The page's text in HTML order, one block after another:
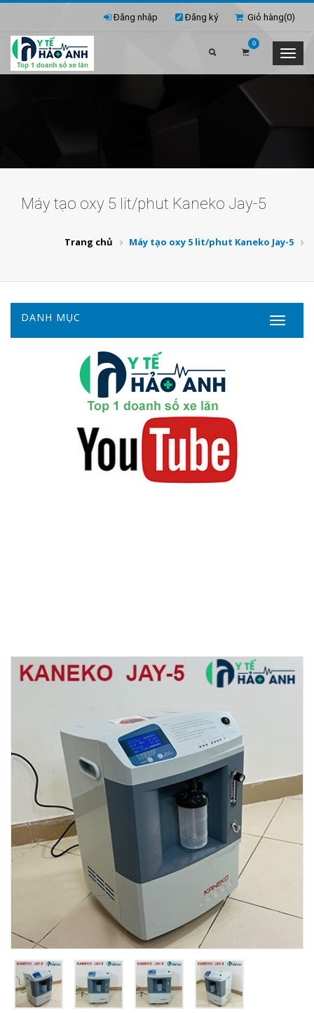
Giỏ hàng(0)
Đăng nhập Đăng ký
0
Máy tạo oxy 5 lit/phut Kaneko Jay-5
Trang chủ Máy tạo oxy 5 lit/phut Kaneko Jay-5
DANH MỤC